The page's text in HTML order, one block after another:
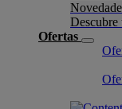
Descubre
Ofertas